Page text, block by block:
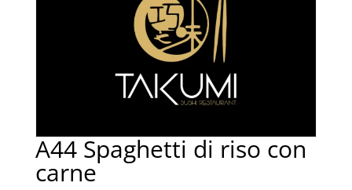
A44 Spaghetti di riso con
carne